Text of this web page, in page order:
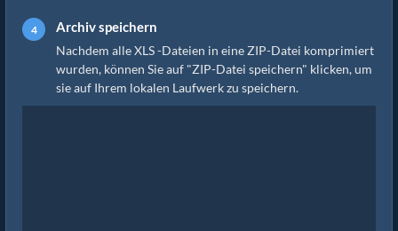
Archiv speichern
Nachdem alle XLS -Dateien in eine ZIP-Datei komprimiert
wurden, können Sie auf "ZIP-Datei speichern" klicken, um
sie auf Ihrem lokalen Laufwerk zu speichern.